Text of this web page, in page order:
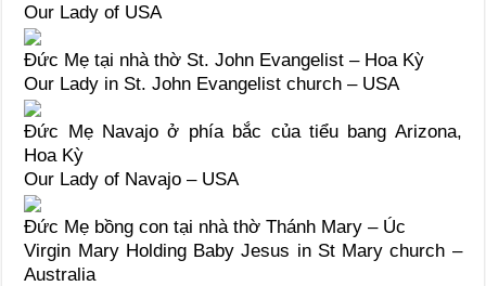
Our Lady of USA
Đức Mẹ tại nhà thờ St. John Evangelist – Hoa Kỳ
Our Lady in St. John Evangelist church – USA
Đức Mẹ Navajo ở phía bắc của tiểu bang Arizona,
Hoa Kỳ
Our Lady of Navajo – USA
Đức Mẹ bồng con tại nhà thờ Thánh Mary – Úc
Virgin Mary Holding Baby Jesus in St Mary church –
Australia